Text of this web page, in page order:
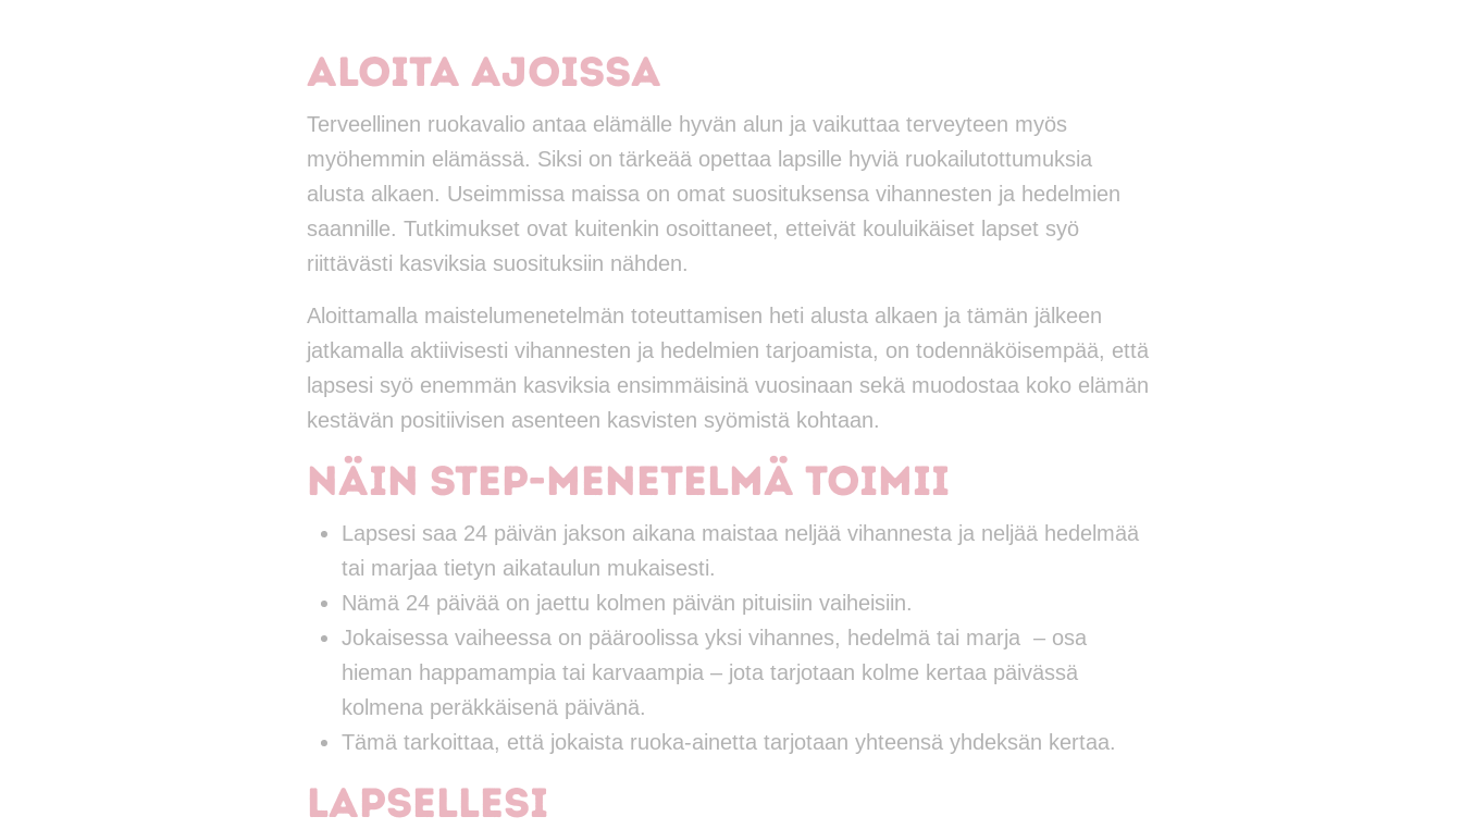
Aloita ajoissa
Terveellinen ruokavalio antaa elämälle hyvän alun ja vaikuttaa terveyteen myös
myöhemmin elämässä. Siksi on tärkeää opettaa lapsille hyviä ruokailutottumuksia
alusta alkaen. Useimmissa maissa on omat suosituksensa vihannesten ja hedelmien
saannille. Tutkimukset ovat kuitenkin osoittaneet, etteivät kouluikäiset lapset syö
riittävästi kasviksia suosituksiin nähden.
Aloittamalla maistelumenetelmän toteuttamisen heti alusta alkaen ja tämän jälkeen
jatkamalla aktiivisesti vihannesten ja hedelmien tarjoamista, on todennäköisempää, että
lapsesi syö enemmän kasviksia ensimmäisinä vuosinaan sekä muodostaa koko elämän
kestävän positiivisen asenteen kasvisten syömistä kohtaan.
Näin STEP-menetelmä toimii
Lapsesi saa 24 päivän jakson aikana maistaa neljää vihannesta ja neljää hedelmää
tai marjaa tietyn aikataulun mukaisesti.
Nämä 24 päivää on jaettu kolmen päivän pituisiin vaiheisiin.
Jokaisessa vaiheessa on pääroolissa yksi vihannes, hedelmä tai marja – osa
hieman happamampia tai karvaampia – jota tarjotaan kolme kertaa päivässä
kolmena peräkkäisenä päivänä.
Tämä tarkoittaa, että jokaista ruoka-ainetta tarjotaan yhteensä yhdeksän kertaa.
Lapsellesi